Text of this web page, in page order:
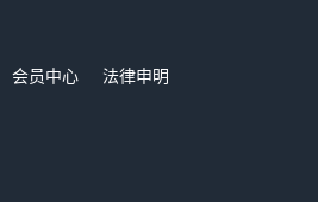
会员中心
法律申明